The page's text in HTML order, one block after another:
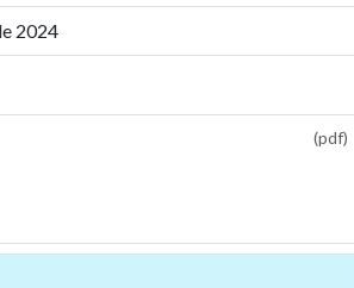
2024
(pdf)